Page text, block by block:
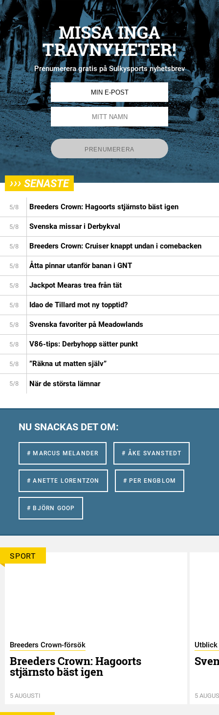
MISSA INGA
TRAVNYHETER!
Prenumerera gratis på Sulkysports nyhetsbrev
››› SENASTE
5/8 Breeders Crown: Hagoorts stjärnsto bäst igen
5/8 Svenska missar i Derbykval
5/8 Breeders Crown: Cruiser knappt undan i comebacken
5/8 Åtta pinnar utanför banan i GNT
5/8 Jackpot Mearas trea från tät
5/8 Idao de Tillard mot ny topptid?
5/8 Svenska favoriter på Meadowlands
5/8 V86-tips: Derbyhopp sätter punkt
5/8 ”Räkna ut matten själv”
5/8 När de största lämnar
NU SNACKAS DET OM:
# MARCUS MELANDER # ÅKE SVANSTEDT
# ANETTE LORENTZON # PER ENGBLOM
# BJÖRN GOOP
SPORT
Breeders Crown-försök
Breeders Crown: Hagoorts
stjärnsto bäst igen
5 AUGUSTI
Utblick
5